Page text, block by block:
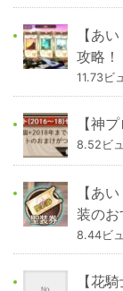
【あ
攻略！
11.73ビ
【神
8.52ビ
【あ
装のお
8.44ビ
【花